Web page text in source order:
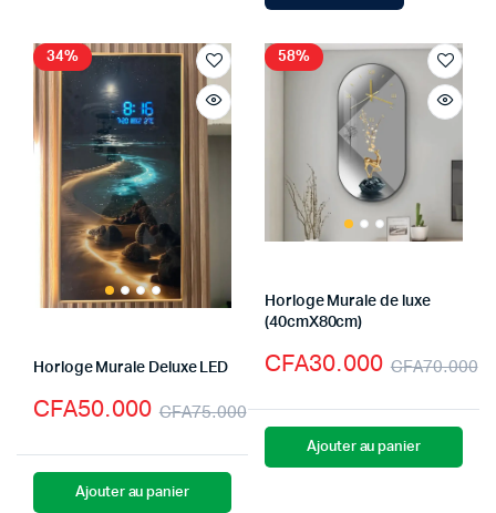
34%
Horloge Murale Deluxe LED
CFA75.000
CFA50.000
Ajouter au panier
58%
Horloge Murale de luxe
(40cmX80cm)
CFA70.000
CFA30.000
Ajouter au panier